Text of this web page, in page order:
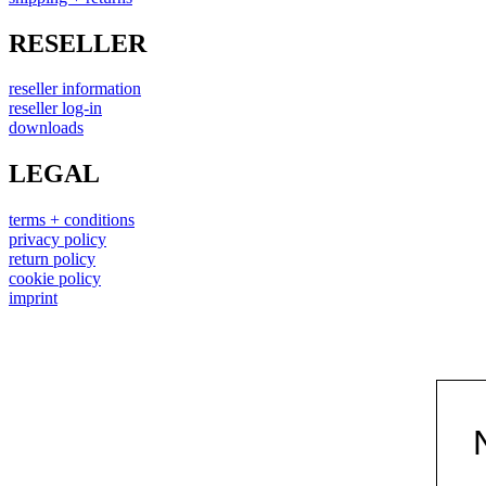
RESELLER
reseller information
reseller log-in
downloads
LEGAL
terms + conditions
privacy policy
return policy
cookie policy
imprint